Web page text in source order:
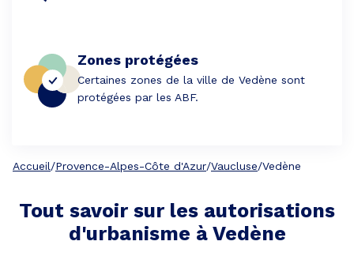
Zones protégées
Certaines zones de la ville de Vedène sont
protégées par les ABF.
Accueil/Provence-Alpes-Côte d'Azur/Vaucluse/Vedène
Tout savoir sur les autorisations
d'urbanisme à Vedène